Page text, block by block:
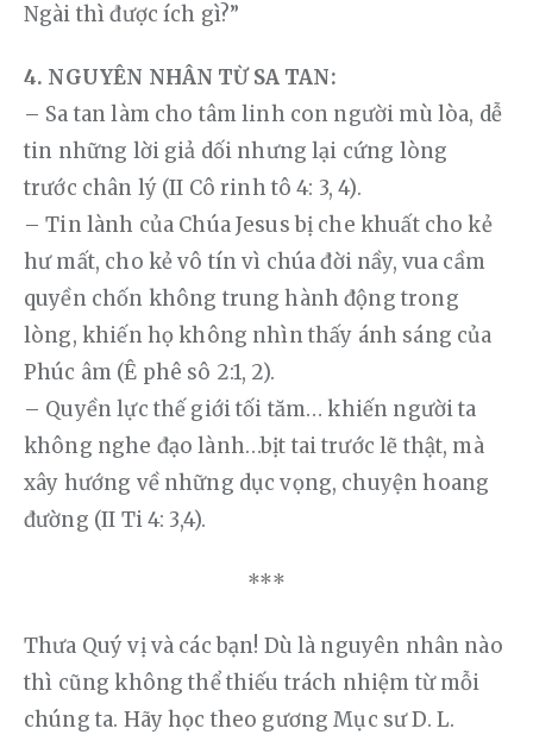
Ngài thì được ích gì?”
4. NGUYÊN NHÂN TỪ SA TAN:
– Sa tan làm cho tâm linh con người mù lòa, dễ
tin những lời giả dối nhưng lại cứng lòng
trước chân lý (II Cô rinh tô 4: 3, 4).
– Tin lành của Chúa Jesus bị che khuất cho kẻ
hư mất, cho kẻ vô tín vì chúa đời nầy, vua cầm
quyền chốn không trung hành động trong
lòng, khiến họ không nhìn thấy ánh sáng của
Phúc âm (Ê phê sô 2:1, 2).
– Quyền lực thế giới tối tăm… khiến người ta
không nghe đạo lành…bịt tai trước lẽ thật, mà
xây hướng về những dục vọng, chuyện hoang
đường (II Ti 4: 3,4).
***
Thưa Quý vị và các bạn! Dù là nguyên nhân nào
thì cũng không thể thiếu trách nhiệm từ mỗi
chúng ta. Hãy học theo gương Mục sư D. L.